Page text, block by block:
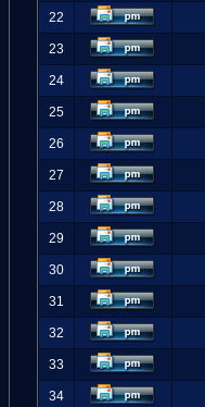
22
23
24
25
26
27
28
29
30
31
32
33
34